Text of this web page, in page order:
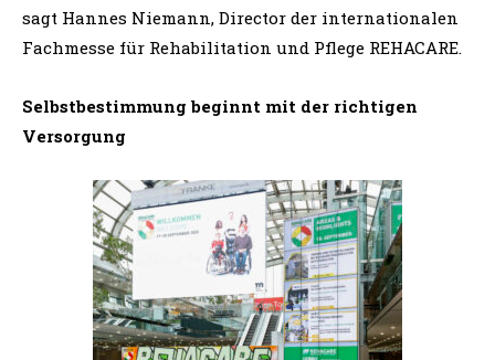
sagt Hannes Niemann, Director der internationalen
Fachmesse für Rehabilitation und Pflege REHACARE.
Selbstbestimmung beginnt mit der richtigen
Versorgung